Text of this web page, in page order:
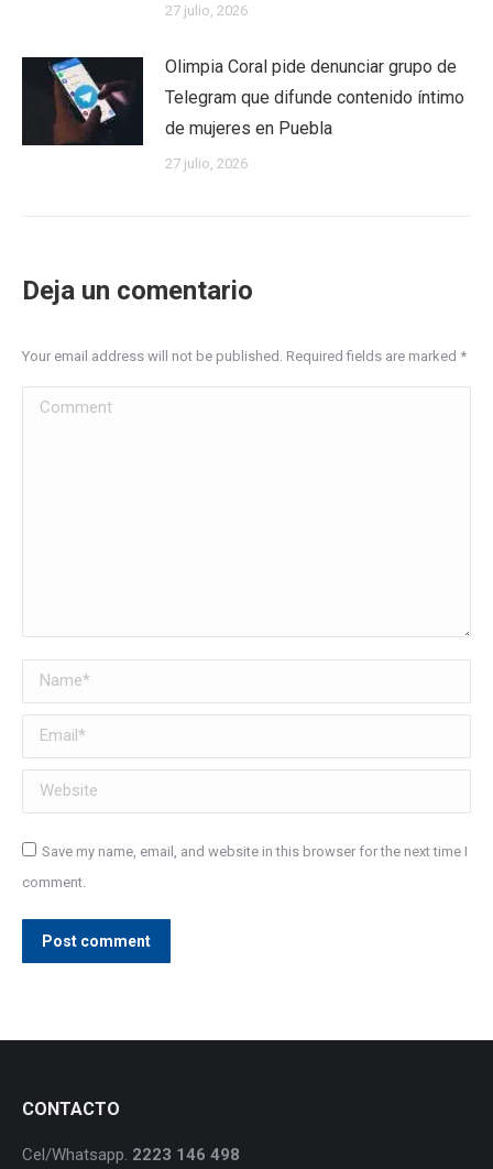
27 julio, 2026
Olimpia Coral pide denunciar grupo de
Telegram que difunde contenido íntimo
de mujeres en Puebla
27 julio, 2026
Deja un comentario
Your email address will not be published. Required fields are marked *
Comment
Name *
Email *
Website
Save my name, email, and website in this browser for the next time I
comment.
Post comment
CONTACTO
Cel/Whatsapp. 2223 146 498